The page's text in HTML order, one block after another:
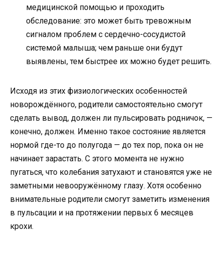
медицинской помощью и проходить
обследование: это может быть тревожным
сигналом проблем с сердечно-сосудистой
системой малыша; чем раньше они будут
выявлены, тем быстрее их можно будет решить.
Исходя из этих физиологических особенностей
новорождённого, родители самостоятельно смогут
сделать вывод, должен ли пульсировать родничок, —
конечно, должен. Именно такое состояние является
нормой где-то до полугода — до тех пор, пока он не
начинает зарастать. С этого момента не нужно
пугаться, что колебания затухают и становятся уже не
заметными невооружённому глазу. Хотя особенно
внимательные родители смогут заметить изменения
в пульсации и на протяжении первых 6 месяцев
крохи.